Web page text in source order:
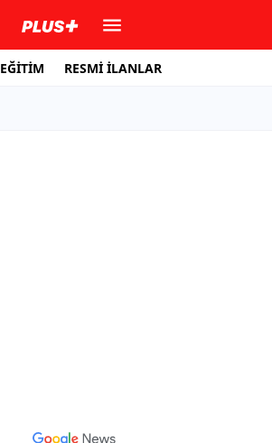
EĞİTİM RESMİ İLANLAR